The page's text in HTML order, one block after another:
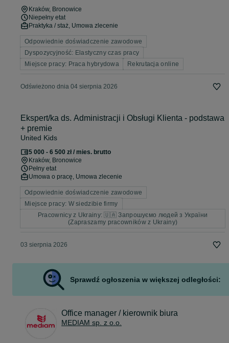
Kraków, Bronowice
Niepełny etat
Praktyka / staż, Umowa zlecenie
Odpowiednie doświadczenie zawodowe
Dyspozycyjność: Elastyczny czas pracy
Miejsce pracy: Praca hybrydowa
Rekrutacja online
Odświeżono dnia 04 sierpnia 2026
Ekspert/ka ds. Administracji i Obsługi Klienta - podstawa
+ premie
United Kids
5 000 - 6 500 zł / mies. brutto
Kraków, Bronowice
Pełny etat
Umowa o pracę, Umowa zlecenie
Odpowiednie doświadczenie zawodowe
Miejsce pracy: W siedzibie firmy
Pracownicy z Ukrainy: 🇺🇦 Запрошуємо людей з України
(Zapraszamy pracowników z Ukrainy)
03 sierpnia 2026
Sprawdź ogłoszenia w większej odległości:
Office manager / kierownik biura
MEDIAM sp. z o.o.